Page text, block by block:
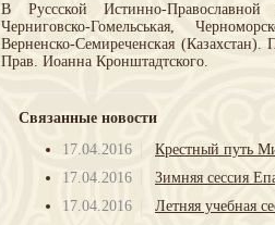
В Руссской Истинно-Православной
Черниговско-Гомельськая,
Верненско-Семиреченская
Прав. Иоанна Кронштадтского.
Связанные новости
17.04.2016
Крестный путь
17.04.2016
Зимняя сессия
17.04.2016
Летняя учебная